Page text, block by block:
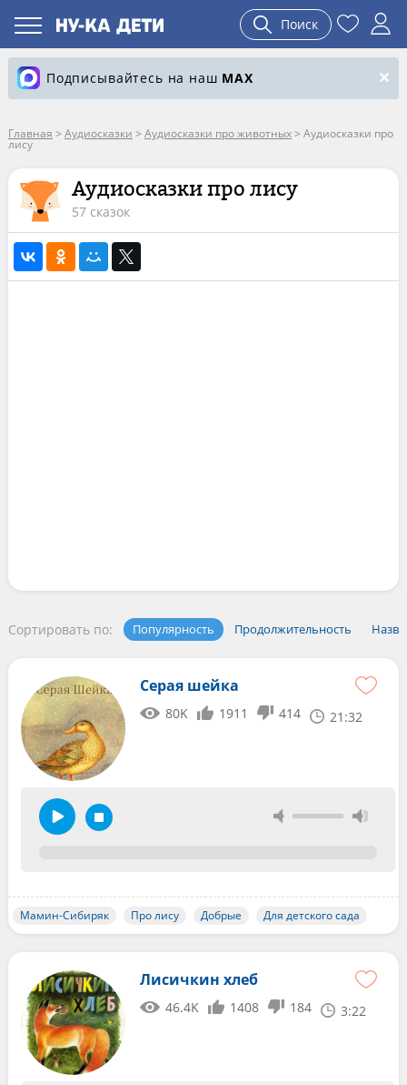
Поиск
Подписывайтесь на наш MAX
Главная > Аудиосказки > Аудиосказки про животных> Аудиосказки про
лису
Аудиосказки про лису
57 сказок
Сортировать по: Популярность Продолжительность
Серая шейка
80K 1911 414 21:32
Мамин-Сибиряк Про лису Добрые Для детского сада
Лисичкин хлеб
46.4K 1408 184 3:22